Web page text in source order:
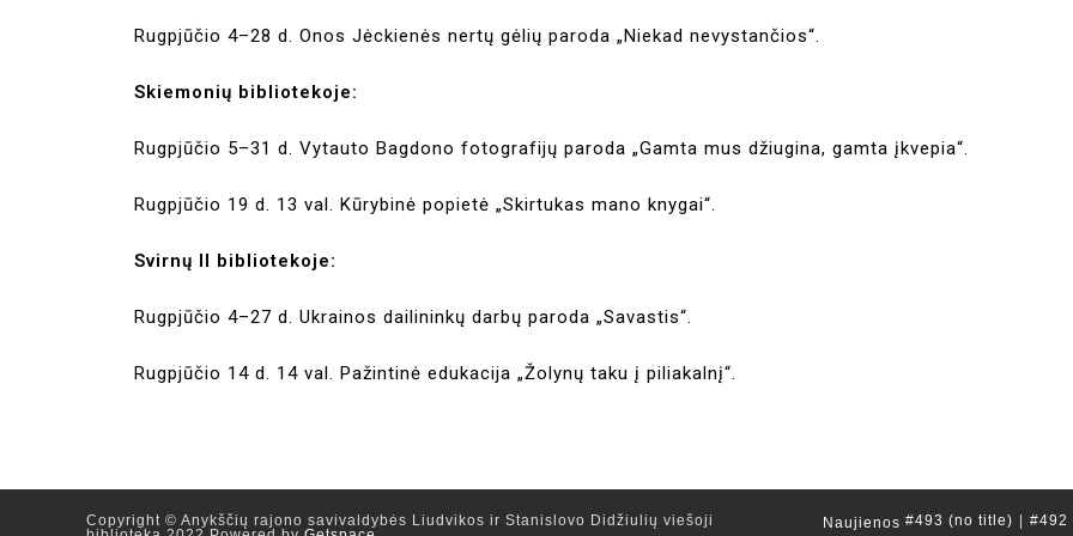
Rugpjūčio 4–28 d. Onos Jėckienės nertų gėlių paroda „Niekad nevystančios“.
Skiemonių bibliotekoje:
Rugpjūčio 5–31 d. Vytauto Bagdono fotografijų paroda „Gamta mus džiugina, gamta įkvepia“.
Rugpjūčio 19 d. 13 val. Kūrybinė popietė „Skirtukas mano knygai“.
Svirnų II bibliotekoje:
Rugpjūčio 4–27 d. Ukrainos dailininkų darbų paroda „Savastis“.
Rugpjūčio 14 d. 14 val. Pažintinė edukacija „Žolynų taku į piliakalnį“.
Naujienos #493 (no title) #492
Copyright © Anykščių rajono savivaldybės Liudvikos ir Stanislovo Didžiulių viešoji